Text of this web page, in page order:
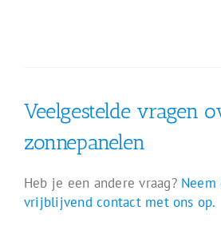
Veelgestelde vragen
zonnepanelen
Heb je een andere vraag?
vrijblijvend contact met ons op.